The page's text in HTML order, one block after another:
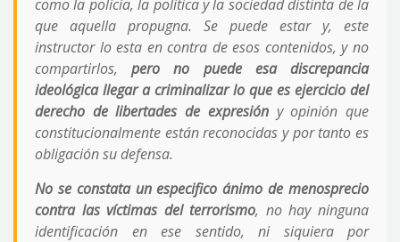
como la policía, la política y la sociedad distinta de la
que aquella propugna. Se puede estar y, este
instructor lo esta en contra de esos contenidos, y no
compartirlos,pero no puede esa discrepancia
ideológica llegar a criminalizar lo que es ejercicio del
derecho de libertades de expresióny opinión que
constitucionalmente están reconocidas y por tanto es
obligación su defensa.
No se constata un especifico ánimo de menosprecio
contra las víctimas del terrorismo, no hay ninguna
identificación en ese sentido, ni siquiera por